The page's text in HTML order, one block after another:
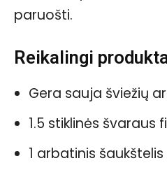
paruošti.
Reikalingi
Gera sauja šviežių
1.5 stiklinės
1 arbatinis